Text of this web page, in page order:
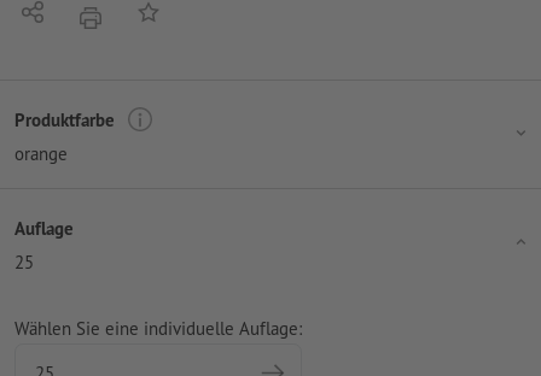
Teilen DruckenAuf die Merkliste
Produktfarbe
orange
Auflage
25
Wählen Sie eine individuelle Auflage: